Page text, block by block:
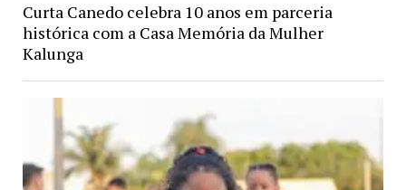
Curta Canedo celebra 10 anos em parceria
histórica com a Casa Memória da Mulher
Kalunga